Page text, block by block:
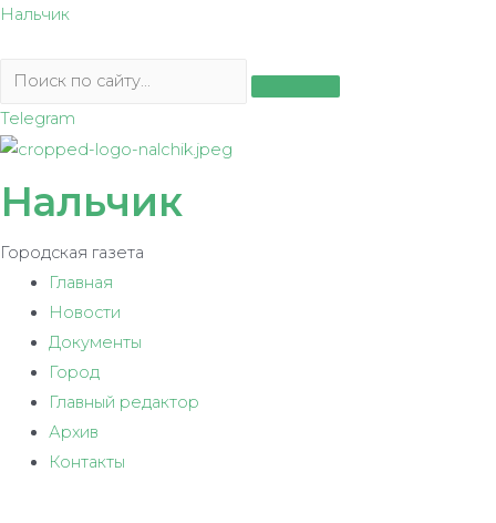
Перейти
содержимому
Нальчик
Telegram
Нальчик
Городская газета
Главная
Новости
Документы
Город
Главный редактор
Архив
Контакты